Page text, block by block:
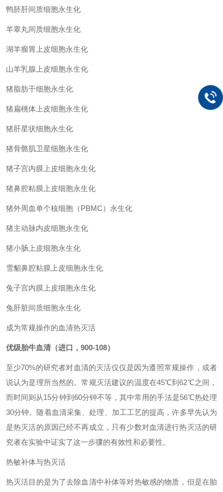
鸭胚肝间质细胞永生化
羊睾丸间质细胞永生化
湖羊瘤胃上皮细胞永生化
山羊乳腺上皮细胞永生化
猪脂肪干细胞永生化
猪扁桃体上皮细胞永生化
猪肝星状细胞永生化
猪骨骼肌卫星细胞永生化
猪子宫内膜上皮细胞永生化
猪鼻腔粘膜上皮细胞永生化
猪外周血单个核细胞（PBMC）永生化
猪主动脉内皮细胞永生化
猪小肠上皮细胞永生化
雪貂鼻腔粘膜上皮细胞永生化
兔子宫内膜上皮细胞永生化
兔肝脏间质细胞永生化
成为常规操作的血清热灭活
优级胎牛血清（进口，900-108）
至少70%的研究者对血清的灭活仅仅是因为遵照常规操作，或者
说认为是理所当然的。常规灭活建议的温度在45℃到62℃之间，
而时间则从15分钟到 60分钟不等，其中常用的手法是56℃热处理
30分钟。随着血清采集、处理、加工工艺的提高，许多早先认为
是热灭活的原因已经不再成立，只有少数对血清进行热灭活的研
究者在实验中证实了这一步骤的有效性和必要性。
热敏补体与热灭活
热灭活目的是为了去除血清中补体等对热敏感的物质，但是在胎